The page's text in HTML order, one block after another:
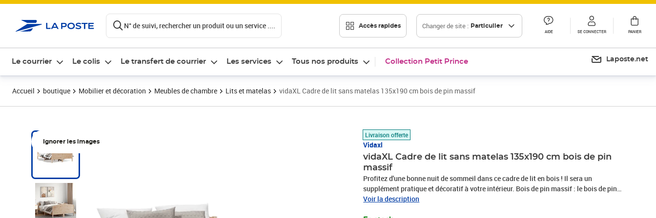
N° de suivi, rechercher un produit ou un service .... Accès rapides Changer de site : Particulier
AIDE SE CONNECTER PANIER
Le courrier Le colis Le transfert de courrier Les services Tous nos produits Collection Petit Prince Laposte.net
Accueil boutique Mobilier et décoration Meubles de chambre Lits et matelas vidaXL Cadre de lit sans matelas 135x190 cm bois de pin massif
Ignorer les images
Livraison offerte
Vidaxl
vidaXL Cadre de lit sans matelas 135x190 cm bois de pin
massif
Profitez d'une bonne nuit de sommeil dans ce cadre de lit en bois ! Il sera un
supplément pratique et décoratif à votre intérieur. Bois de pin massif : le bois de pin
massif est un matériau naturel magnifique. Le bois de pin a un grain droit et les
Voir la description
Prix barré 172,99 €
Prix 134,88€